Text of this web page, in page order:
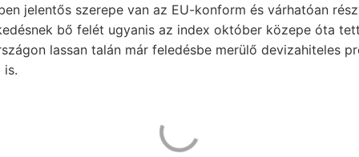
jelentős szerepe van az EU-konform és várhatóan
bő felét ugyanis az index október közepe óta
lassan talán már feledésbe merülő devizahiteles
is.